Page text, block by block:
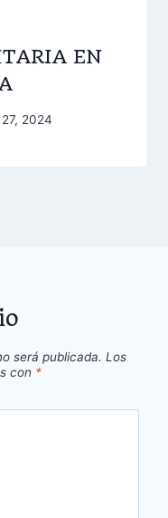
EN
2024
será publicada. Los
con *